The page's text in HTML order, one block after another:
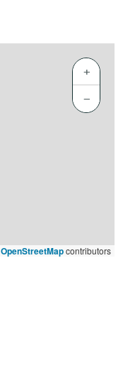
+
−
OpenStreetMapcontributors